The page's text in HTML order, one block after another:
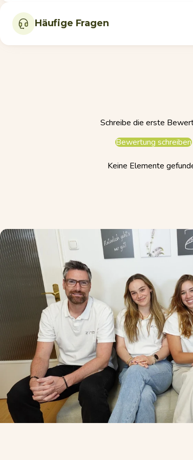
Häufige Fragen
Schreibe die erste
Bewertung schreiben
Keine Elemente